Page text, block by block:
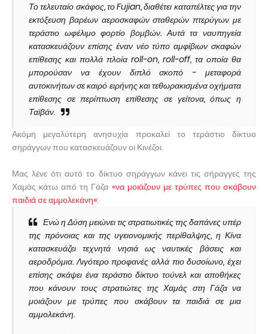
Το τελευταίο σκάφος, το Fujian, διαθέτει καταπέλτες για την
εκτόξευση βαρέων αεροσκαφών σταθερών πτερύγων με
τεράστιο ωφέλιμο φορτίο βομβών. Αυτά τα ναυπηγεία
κατασκευάζουν επίσης έναν νέο τύπο αμφίβιων σκαφών
επίθεσης και πολλά πλοία roll-on, roll-off, τα οποία θα
μπορούσαν να έχουν διπλό σκοπό - μεταφορά
αυτοκινήτων σε καιρό ειρήνης και τεθωρακισμένα οχήματα
επίθεσης σε περίπτωση επίθεσης σε γείτονα, όπως η
Ταϊβάν.
Ακόμη μεγαλύτερη ανησυχία προκαλεί το τεράστιο δίκτυο
σηράγγων που κατασκευάζουν οι Κινέζοι.
Μας λένε ότι αυτό το δίκτυο σηράγγων κάνει τις σήραγγες της
Χαμάς κάτω από τη Γάζα «να μοιάζουν με τρύπες που σκάβουν
παιδιά σε αμμολεκάνη»:
Ενώ η Δύση μειώνει τις στρατιωτικές της δαπάνες υπέρ
της πρόνοιας και της υγειονομικής περίθαλψης, η Κίνα
κατασκευάζει τεχνητά νησιά ως ναυτικές βάσεις και
αεροδρόμια. Λιγότερο προφανές αλλά πιο δυσοίωνο, έχει
επίσης σκάψει ένα τεράστιο δίκτυο τούνελ και αποθήκες
που κάνουν τους στρατιώτες της Χαμάς στη Γάζα να
μοιάζουν με τρύπες που σκάβουν τα παιδιά σε μια
αμμολεκάνη.